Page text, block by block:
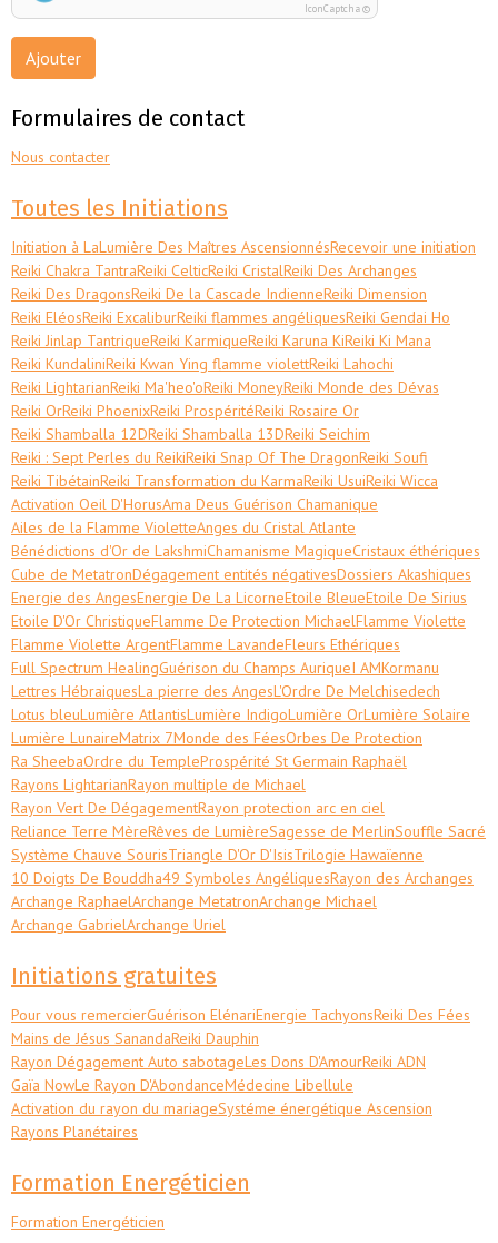
IconCaptcha ©
Ajouter
Formulaires de contact
Nous contacter
Toutes les Initiations
Initiation à LaLumière Des Maîtres AscensionnésRecevoir une initiation
Reiki Chakra TantraReiki CelticReiki CristalReiki Des Archanges
Reiki Des DragonsReiki De la Cascade IndienneReiki Dimension
Reiki EléosReiki ExcaliburReiki flammes angéliquesReiki Gendai Ho
Reiki Jinlap TantriqueReiki KarmiqueReiki Karuna KiReiki Ki Mana
Reiki KundaliniReiki Kwan Ying flamme violettReiki Lahochi
Reiki LightarianReiki Ma'heo'oReiki MoneyReiki Monde des Dévas
Reiki OrReiki PhoenixReiki ProspéritéReiki Rosaire Or
Reiki Shamballa 12DReiki Shamballa 13DReiki Seichim
Reiki : Sept Perles du ReikiReiki Snap Of The DragonReiki Soufi
Reiki TibétainReiki Transformation du KarmaReiki UsuiReiki Wicca
Activation Oeil D'HorusAma Deus Guérison Chamanique
Ailes de la Flamme VioletteAnges du Cristal Atlante
Bénédictions d'Or de LakshmiChamanisme MagiqueCristaux éthériques
Cube de MetatronDégagement entités négativesDossiers Akashiques
Energie des AngesEnergie De La LicorneEtoile BleueEtoile De Sirius
Etoile D'Or ChristiqueFlamme De Protection MichaelFlamme Violette
Flamme Violette ArgentFlamme LavandeFleurs Ethériques
Full Spectrum HealingGuérison du Champs AuriqueI AMKormanu
Lettres HébraiquesLa pierre des AngesL'Ordre De Melchisedech
Lotus bleuLumière AtlantisLumière IndigoLumière OrLumière Solaire
Lumière LunaireMatrix 7Monde des FéesOrbes De Protection
Ra SheebaOrdre du TempleProspérité St Germain Raphaël
Rayons LightarianRayon multiple de Michael
Rayon Vert De DégagementRayon protection arc en ciel
Reliance Terre MèreRêves de LumièreSagesse de MerlinSouffle Sacré
Système Chauve SourisTriangle D'Or D'IsisTrilogie Hawaïenne
10 Doigts De Bouddha49 Symboles AngéliquesRayon des Archanges
Archange RaphaelArchange MetatronArchange Michael
Archange GabrielArchange Uriel
Initiations gratuites
Pour vous remercierGuérison ElénariEnergie TachyonsReiki Des Fées
Mains de Jésus SanandaReiki Dauphin
Rayon Dégagement Auto sabotageLes Dons D'AmourReiki ADN
Gaïa NowLe Rayon D'AbondanceMédecine Libellule
Activation du rayon du mariageSystéme énergétique Ascension
Rayons Planétaires
Formation Energéticien
Formation Energéticien